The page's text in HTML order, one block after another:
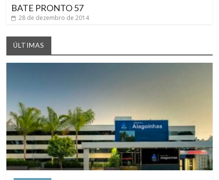
BATE PRONTO 57
28 de dezembro de 2014
ÚLTIMAS